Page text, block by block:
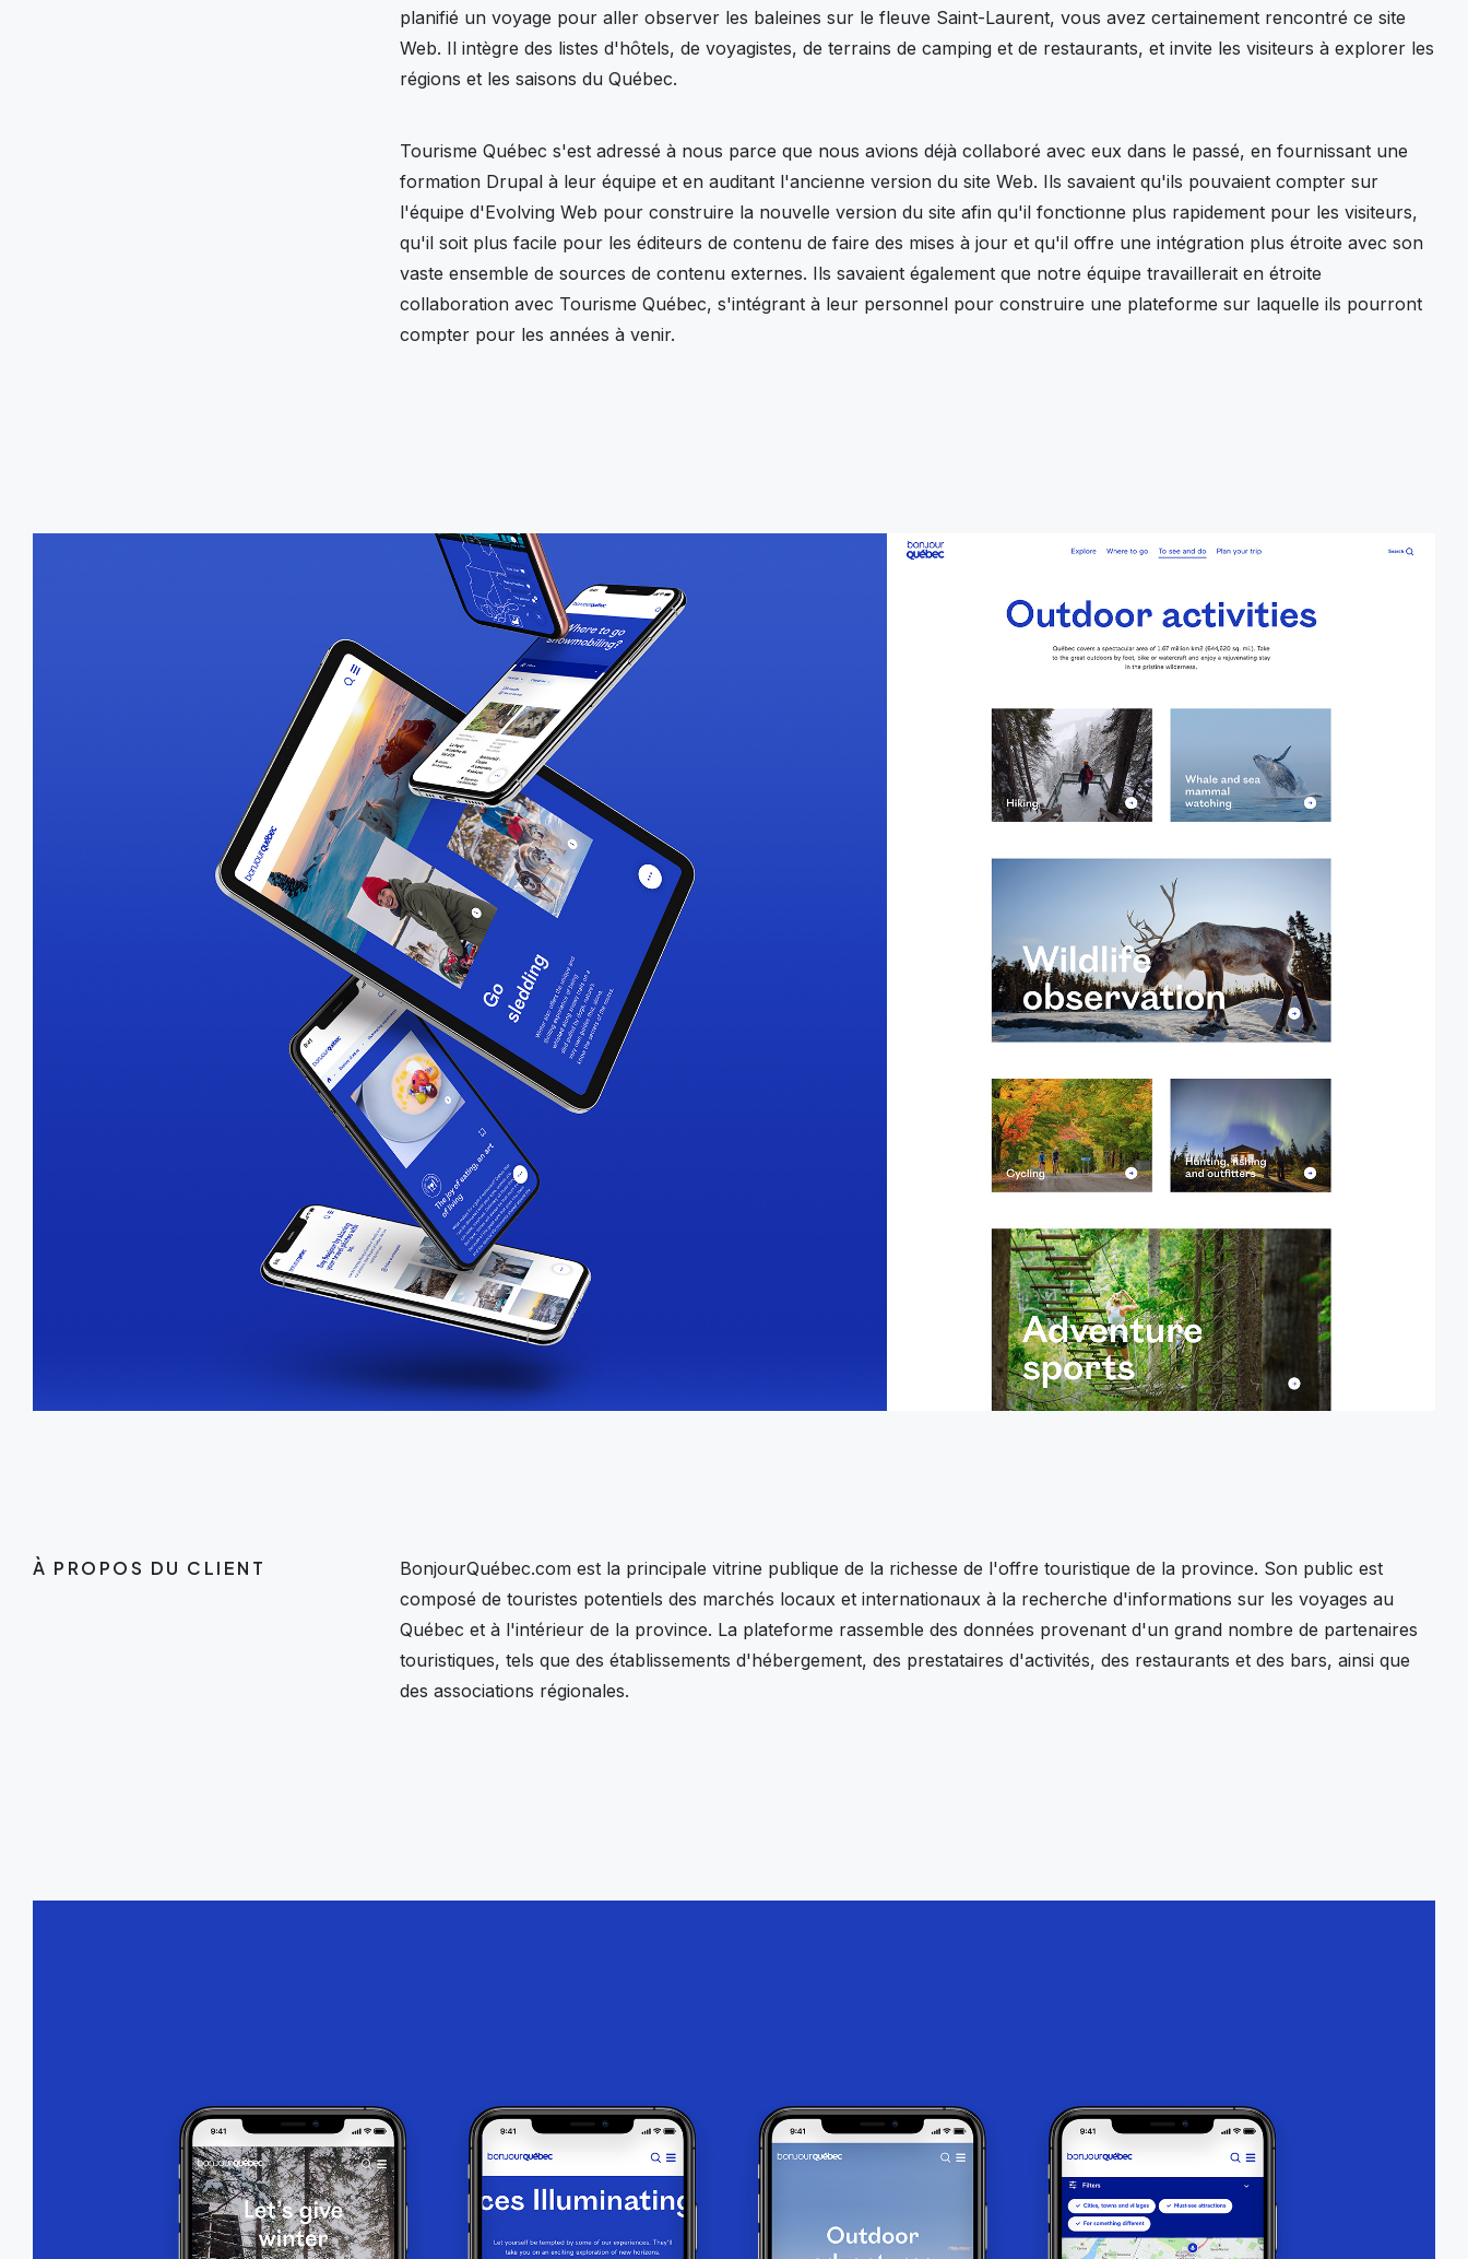
planifié un voyage pour aller observer les baleines sur le fleuve Saint-Laurent, vous avez certainement rencontré ce site
Web. Il intègre des listes d'hôtels, de voyagistes, de terrains de camping et de restaurants, et invite les visiteurs à explorer les
régions et les saisons du Québec.
Tourisme Québec s'est adressé à nous parce que nous avions déjà collaboré avec eux dans le passé, en fournissant une
formation Drupal à leur équipe et en auditant l'ancienne version du site Web. Ils savaient qu'ils pouvaient compter sur
l'équipe d'Evolving Web pour construire la nouvelle version du site afin qu'il fonctionne plus rapidement pour les visiteurs,
qu'il soit plus facile pour les éditeurs de contenu de faire des mises à jour et qu'il offre une intégration plus étroite avec son
vaste ensemble de sources de contenu externes. Ils savaient également que notre équipe travaillerait en étroite
collaboration avec Tourisme Québec, s'intégrant à leur personnel pour construire une plateforme sur laquelle ils pourront
compter pour les années à venir.
À PROPOS DU CLIENT
BonjourQuébec.com est la principale vitrine publique de la richesse de l'offre touristique de la province. Son public est
composé de touristes potentiels des marchés locaux et internationaux à la recherche d'informations sur les voyages au
Québec et à l'intérieur de la province. La plateforme rassemble des données provenant d'un grand nombre de partenaires
touristiques, tels que des établissements d'hébergement, des prestataires d'activités, des restaurants et des bars, ainsi que
des associations régionales.